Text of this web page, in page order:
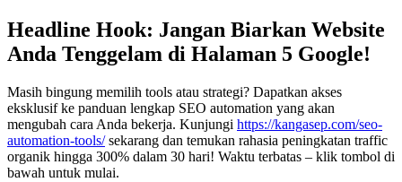
Headline Hook: Jangan Biarkan Website
Anda Tenggelam di Halaman 5 Google!
Masih bingung memilih tools atau strategi? Dapatkan akses
eksklusif ke panduan lengkap SEO automation yang akan
mengubah cara Anda bekerja. Kunjungi https://kangasep.com/seo-
automation-tools/sekarang dan temukan rahasia peningkatan traffic
organik hingga 300% dalam 30 hari! Waktu terbatas – klik tombol di
bawah untuk mulai.